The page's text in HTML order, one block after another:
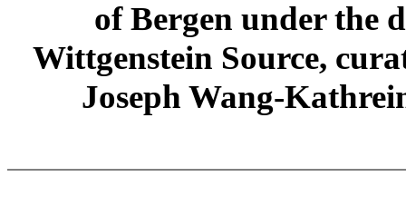
of Bergen under the
Wittgenstein Source,
Joseph Wang-